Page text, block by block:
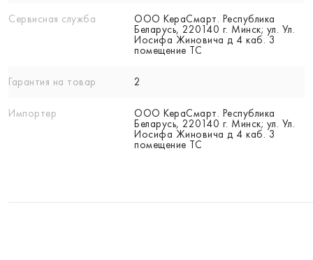
Сервисная служба
ООО КераСмарт. Республика
Беларусь, 220140 г. Минск; ул. Ул.
Иосифа Жиновича д 4 каб. 3
помещение ТС
Гарантия на товар 2
Импортер
ООО КераСмарт. Республика
Беларусь, 220140 г. Минск; ул. Ул.
Иосифа Жиновича д 4 каб. 3
помещение ТС